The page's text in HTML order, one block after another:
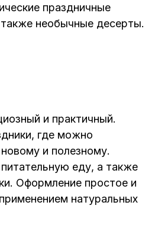
праздничные
необычные десерты.
и практичный.
где можно
и полезному.
еду, а также
Оформление простое и
натуральных